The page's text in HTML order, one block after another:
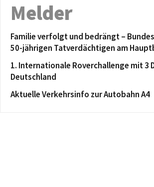
Melder
Familie verfolgt und bedrängt –
50-jährigen Tatverdächtigen am
1. Internationale Roverchallenge mit 3
Deutschland
Aktuelle Verkehrsinfo zur Autobahn A4